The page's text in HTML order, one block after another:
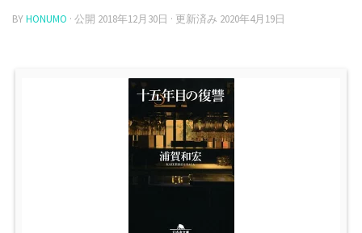
BYHONUMO · 公開 2018年12月30日 · 更新済み 2020年4月19日